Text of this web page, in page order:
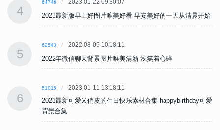
4
64746 2023-01-22 09:30:07
2023最新版早上好图片唯美好看 早安美好的一天从清晨开始
5
62543 2022-08-05 10:18:11
2022年微信聊天背景图片唯美清新 浅笑着心碎
6
51015 2023-01-11 13:18:11
2023最新可爱又俏皮的生日快乐素材合集 happybirthday可爱
背景合集